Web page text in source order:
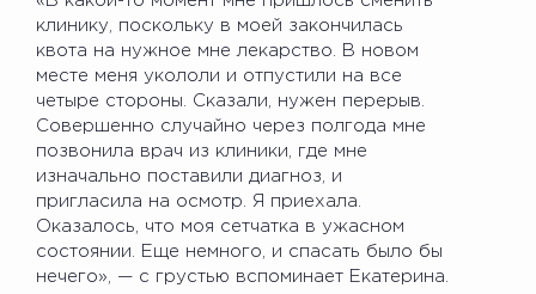
клинику, поскольку в моей закончилась
квота на нужное мне лекарство. В новом
месте меня укололи и отпустили на все
четыре стороны. Сказали, нужен перерыв.
Совершенно случайно через полгода мне
позвонила врач из клиники, где мне
изначально поставили диагноз, и
пригласила на осмотр. Я приехала.
Оказалось, что моя сетчатка в ужасном
состоянии. Еще немного, и спасать было бы
нечего», — с грустью вспоминает Екатерина.